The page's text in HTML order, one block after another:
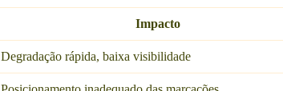
Impacto
Degradação rápida, baixa visibilidade